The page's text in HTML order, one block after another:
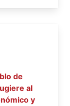
de
al
y